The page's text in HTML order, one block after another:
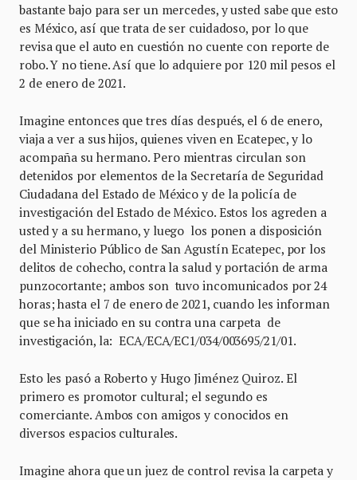
bastante bajo para ser un mercedes, y usted sabe que esto
es México, así que trata de ser cuidadoso, por lo que
revisa que el auto en cuestión no cuente con reporte de
robo. Y no tiene. Así que lo adquiere por 120 mil pesos el
2 de enero de 2021.
Imagine entonces que tres días después, el 6 de enero,
viaja a ver a sus hijos, quienes viven en Ecatepec, y lo
acompaña su hermano. Pero mientras circulan son
detenidos por elementos de la Secretaría de Seguridad
Ciudadana del Estado de México y de la policía de
investigación del Estado de México. Estos los agreden a
usted y a su hermano, y luego los ponen a disposición
del Ministerio Público de San Agustín Ecatepec, por los
delitos de cohecho, contra la salud y portación de arma
punzocortante; ambos son tuvo incomunicados por 24
horas; hasta el 7 de enero de 2021, cuando les informan
que se ha iniciado en su contra una carpeta de
investigación, la: ECA/ECA/EC1/034/003695/21/01.
Esto les pasó a Roberto y Hugo Jiménez Quiroz. El
primero es promotor cultural; el segundo es
comerciante. Ambos con amigos y conocidos en
diversos espacios culturales.
Imagine ahora que un juez de control revisa la carpeta y